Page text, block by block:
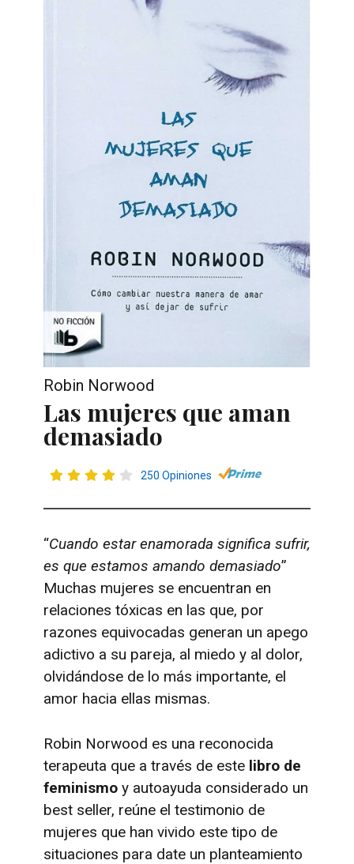
Robin Norwood
Las mujeres que aman
demasiado
250 Opiniones
“Cuando estar enamorada significa sufrir,
es que estamos amando demasiado”
Muchas mujeres se encuentran en
relaciones tóxicas en las que, por
razones equivocadas generan un apego
adictivo a su pareja, al miedo y al dolor,
olvidándose de lo más importante, el
amor hacia ellas mismas.
Robin Norwood es una reconocida
terapeuta que a través de este libro de
feminismo y autoayuda considerado un
best seller, reúne el testimonio de
mujeres que han vivido este tipo de
situaciones para date un planteamiento